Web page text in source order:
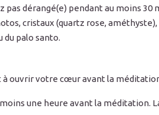
dérangé(e) pendant au moins 30
cristaux (quartz rose,
du palo santo.
à ouvrir votre cœur avant la
une heure avant la